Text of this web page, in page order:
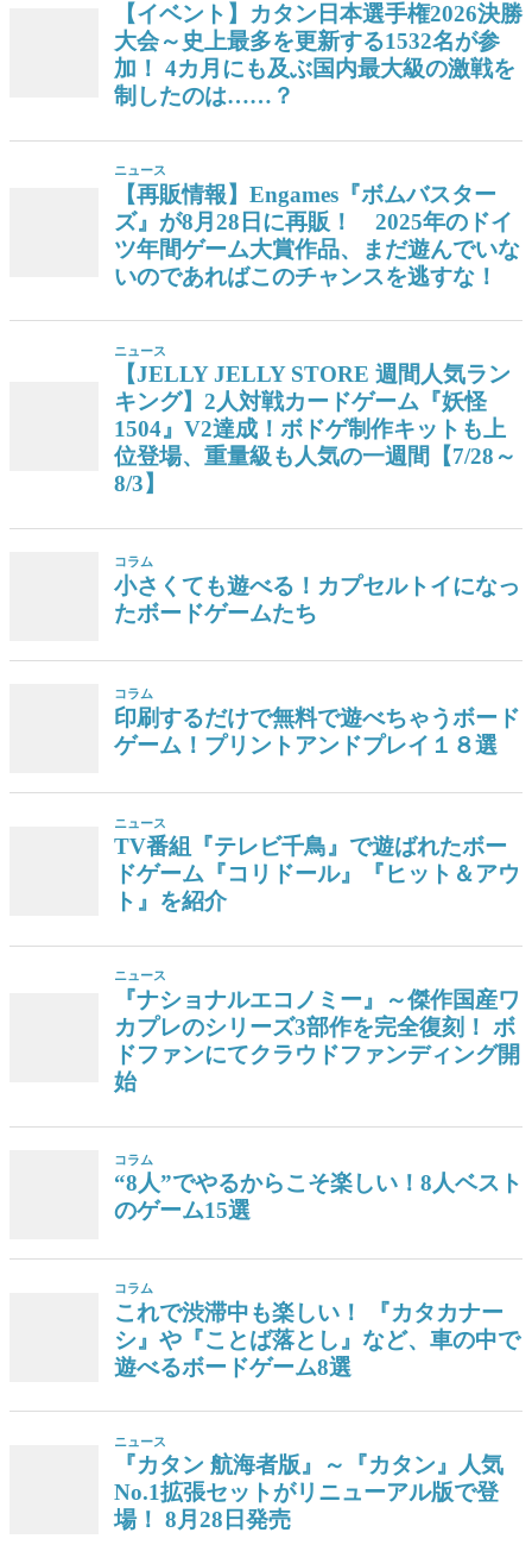
【イベント】カタン日本選手権2026決勝
大会～史上最多を更新する1532名が参
加！ 4カ月にも及ぶ国内最大級の激戦を
制したのは……？
ニュース
【再販情報】Engames『ボムバスター
ズ』が8月28日に再販！ 2025年のドイ
ツ年間ゲーム大賞作品、まだ遊んでいな
いのであればこのチャンスを逃すな！
ニュース
【JELLY JELLY STORE 週間人気ラン
キング】2人対戦カードゲーム『妖怪
1504』V2達成！ボドゲ制作キットも上
位登場、重量級も人気の一週間【7/28～
8/3】
コラム
小さくても遊べる！カプセルトイになっ
たボードゲームたち
コラム
印刷するだけで無料で遊べちゃうボード
ゲーム！プリントアンドプレイ１８選
ニュース
TV番組『テレビ千鳥』で遊ばれたボー
ドゲーム『コリドール』『ヒット＆アウ
ト』を紹介
ニュース
『ナショナルエコノミー』～傑作国産ワ
カプレのシリーズ3部作を完全復刻！ ボ
ドファンにてクラウドファンディング開
始
コラム
“8人”でやるからこそ楽しい！8人ベスト
のゲーム15選
コラム
これで渋滞中も楽しい！ 『カタカナー
シ』や『ことば落とし』など、車の中で
遊べるボードゲーム8選
ニュース
『カタン 航海者版』～『カタン』人気
No.1拡張セットがリニューアル版で登
場！ 8月28日発売